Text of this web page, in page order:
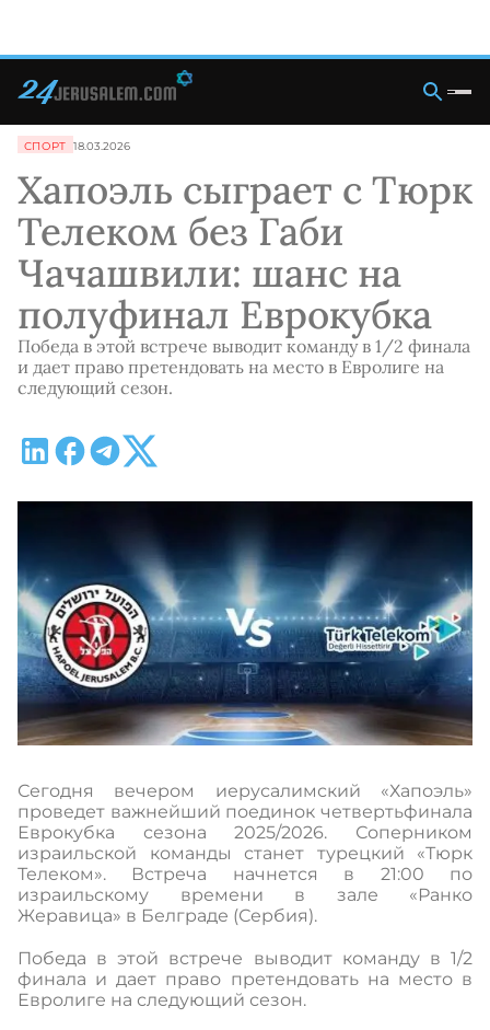
СПОРТ 18.03.2026
Хапоэль сыграет с Тюрк
Телеком без Габи
Чачашвили: шанс на
полуфинал Еврокубка
Победа в этой встрече выводит команду в 1/2 финала
и дает право претендовать на место в Евролиге на
следующий сезон.
Сегодня вечером иерусалимский «Хапоэль»
проведет важнейший поединок четвертьфинала
Еврокубка сезона 2025/2026. Соперником
израильской команды станет турецкий «Тюрк
Телеком». Встреча начнется в 21:00 по
израильскому времени в зале «Ранко
Жеравица» в Белграде (Сербия).
Победа в этой встрече выводит команду в 1/2
финала и дает право претендовать на место в
Евролиге на следующий сезон.